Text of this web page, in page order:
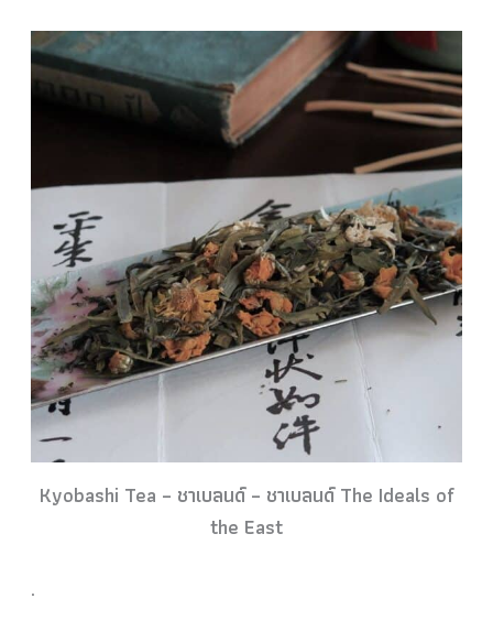
Kyobashi Tea – ชาเบลนด์ – ชาเบลนด์ The Ideals of
the East
.